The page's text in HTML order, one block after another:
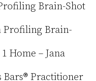
Brain-Shot
Profiling Brain-
Home – Jana
Bars® Practitioner